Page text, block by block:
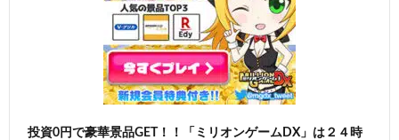
投資0円で豪華景品GET！！「ミリオンゲームDX」は２４時